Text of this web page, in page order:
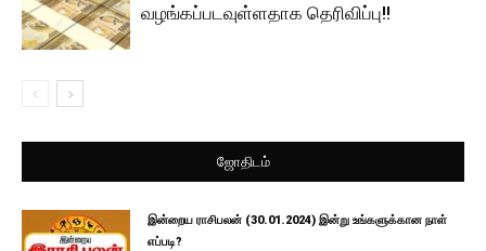
வழங்கப்படவுள்ளதாக தெரிவிப்பு!!
ஜோதிடம்
இன்றைய ராசிபலன் (30.01.2024) இன்று உங்களுக்கான நாள்
எப்படி?